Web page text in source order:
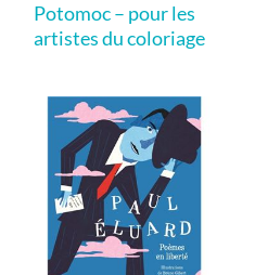
Potomoc – pour les
artistes du coloriage